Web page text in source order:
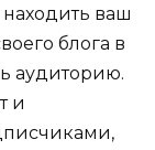
ваш
блога в
аудиторию.
и